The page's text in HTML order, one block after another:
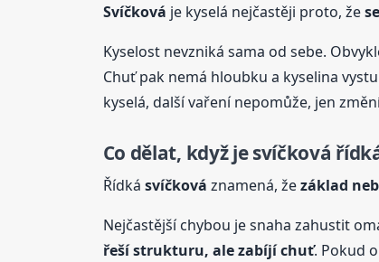
Svíčková je kyselá nejčastěji proto, že
Kyselost nevzniká sama od sebe.
Chuť pak nemá hloubku a kyselina
kyselá, další vaření nepomůže, jen
Co dělat, když jesvíčková
Řídká svíčková znamená, žezáklad
Nejčastější chybou je snaha zahustit
řeší strukturu, ale zabíjí chuť. Pokud